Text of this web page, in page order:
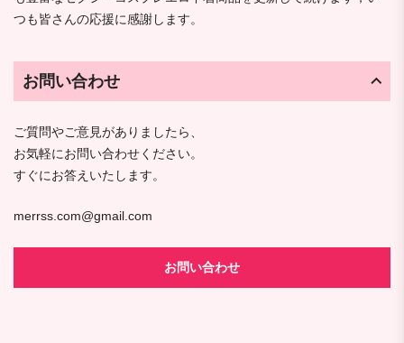
つも皆さんの応援に感謝します。
お問い合わせ
ご質問やご意見がありましたら、
お気軽にお問い合わせください。
すぐにお答えいたします。
merrss.com@gmail.com
お問い合わせ